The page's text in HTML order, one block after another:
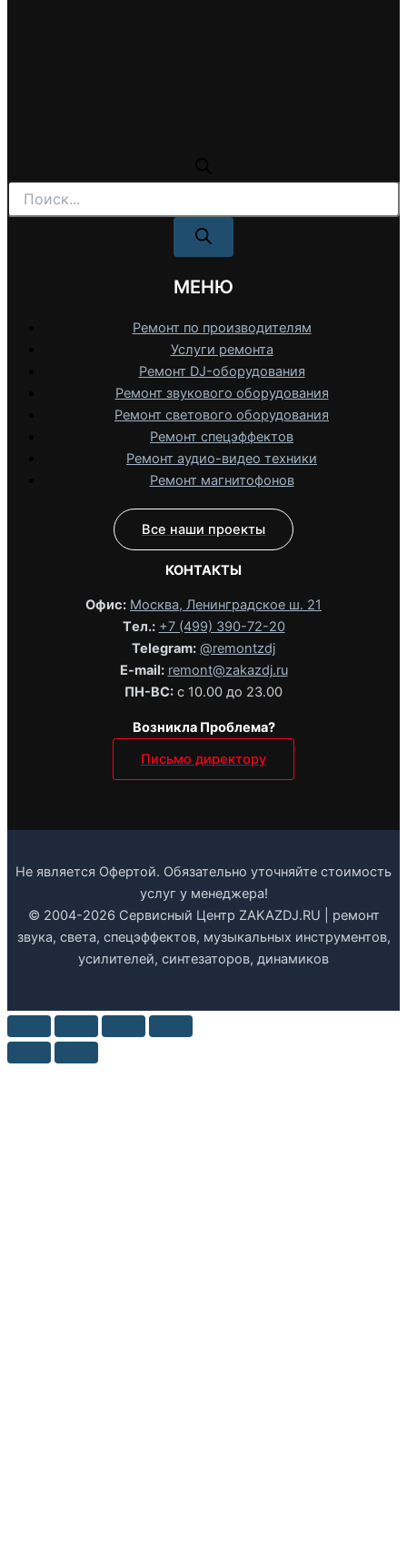
Поиск
товаров
МЕНЮ
Ремонт по производителям
Услуги ремонта
Ремонт DJ-оборудования
Ремонт звукового оборудования
Ремонт светового оборудования
Ремонт спецэффектов
Ремонт аудио-видео техники
Ремонт магнитофонов
Все наши проекты
КОНТАКТЫ
Офис: Москва, Ленинградское ш. 21
Tел.: +7 (499) 390-72-20
Telegram: @remontzdj‬
E-mail: remont@zakazdj.ru
ПН-ВС: с 10.00 до 23.00
Возникла Проблема?
Письмо директору
Не является Офертой. Обязательно уточняйте стоимость
услуг у менеджера!
© 2004-2026 Сервисный Центр ZAKAZDJ.RU | ремонт
звука, света, спецэффектов, музыкальных инструментов,
усилителей, синтезаторов, динамиков